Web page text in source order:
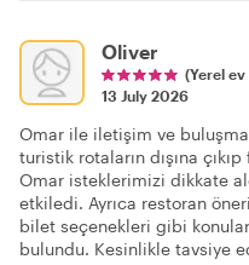
Oliver
(Yerel
13 July 2026
Omar ile iletişim ve
turistik rotaların dışına
Omar isteklerimizi dikkate
etkiledi. Ayrıca restoran
bilet seçenekleri gibi
bulundu. Kesinlikle tavsiye